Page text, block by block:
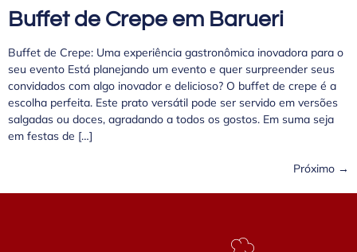
Buffet de Crepe em Barueri
Buffet de Crepe: Uma experiência gastronômica inovadora para o
seu evento Está planejando um evento e quer surpreender seus
convidados com algo inovador e delicioso? O buffet de crepe é a
escolha perfeita. Este prato versátil pode ser servido em versões
salgadas ou doces, agradando a todos os gostos. Em suma seja
em festas de […]
Próximo →